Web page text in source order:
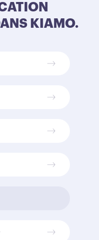
KIAMO.